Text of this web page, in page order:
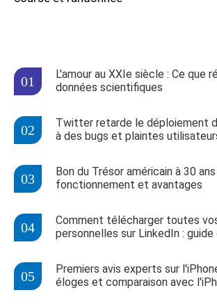
L'amour au XXIe siècle : Ce que
données scientifiques
Twitter retarde le déploiement
à des bugs et plaintes
Bon du Trésor américain à 30
fonctionnement et avantages
Comment télécharger toutes
personnelles sur LinkedIn :
Premiers avis experts sur
éloges et comparaison avec